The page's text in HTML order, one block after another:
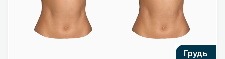
грудь